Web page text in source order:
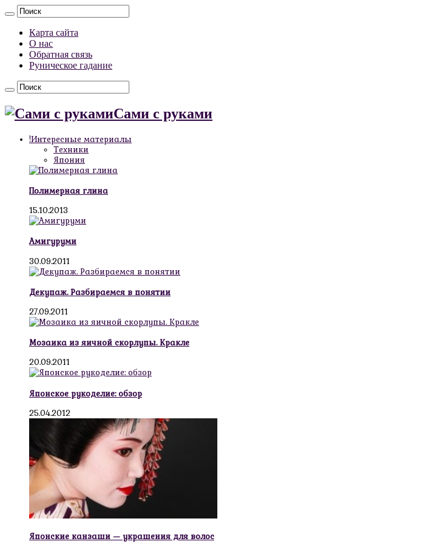
Карта сайта
О нас
Обратная связь
Руническое гадание
Сами с руками
!Интересные материалы
Техники
Япония
Полимерная глина
15.10.2013
Амигуруми
30.09.2011
Декупаж. Разбираемся в понятии
27.09.2011
Мозаика из яичной скорлупы. Кракле
20.09.2011
Японское рукоделие: обзор
25.04.2012
Японские канзаши — украшения для волос